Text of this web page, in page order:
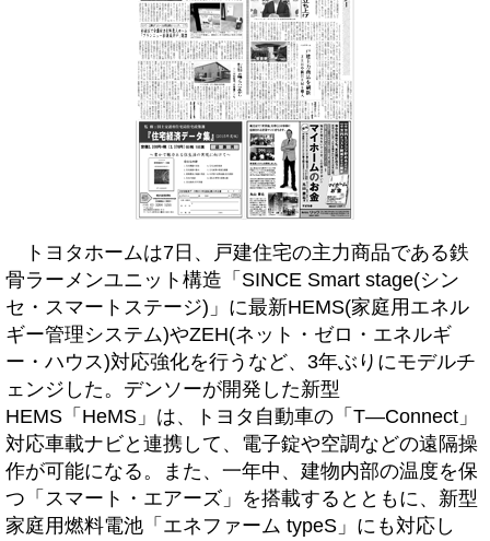
トヨタホームは7日、戸建住宅の主力商品である鉄
骨ラーメンユニット構造「SINCE Smart stage(シン
セ・スマートステージ)」に最新HEMS(家庭用エネル
ギー管理システム)やZEH(ネット・ゼロ・エネルギ
ー・ハウス)対応強化を行うなど、3年ぶりにモデルチ
ェンジした。デンソーが開発した新型
HEMS「HeMS」は、トヨタ自動車の「T―Connect」
対応車載ナビと連携して、電子錠や空調などの遠隔操
作が可能になる。また、一年中、建物内部の温度を保
つ「スマート・エアーズ」を搭載するとともに、新型
家庭用燃料電池「エネファーム typeS」にも対応し